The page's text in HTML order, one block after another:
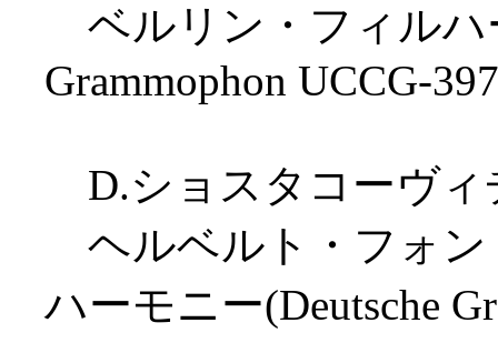
ベルリン・フィルハ
Grammophon UCCG-
D.ショスタコーヴ
ヘルベルト・フォン
ハーモニー(Deutsche